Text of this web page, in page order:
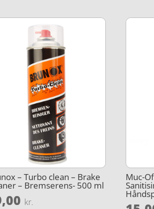
– Turbo clean – Brake
– Bremserens- 500 ml
kr.
Muc-